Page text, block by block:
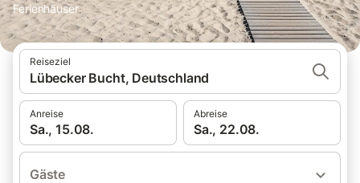
Ferienhäuser
Reiseziel
Lübecker Bucht, Deutschland
Anreise
Sa., 15.08.
Abreise
Sa., 22.08.
Gäste